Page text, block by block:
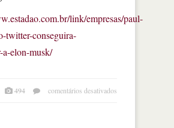
link/empresas/paul-
twitter-conseguira-
a-elon-musk/
494 comentários desativados